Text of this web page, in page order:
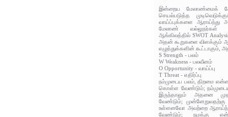
இன்றைய மேலாண்மைக்
செயல்படுத்த
வாய்ப்புக்களை ஆராய்ந்து
மேலாண் வல்லுநர்கள்
ஆங்கிலத்தில் SWOT
அதன் கூறுகளை விளக்கும்
எழுத்துக்களின் கூட்டாகும்,
S Strength - பலம்
W Weakness - பலவீனம்
O Opportunity - வாய்ப்பு
T Threat - எதிர்ப்பு
நம்முடைய பலம், திறமை
கொள்ள வேண்டும்;
இருந்தாலும் அதனை
வேண்டும்;
உள்ளனவோ அவற்றை
வேண்டும்; நமக்கு